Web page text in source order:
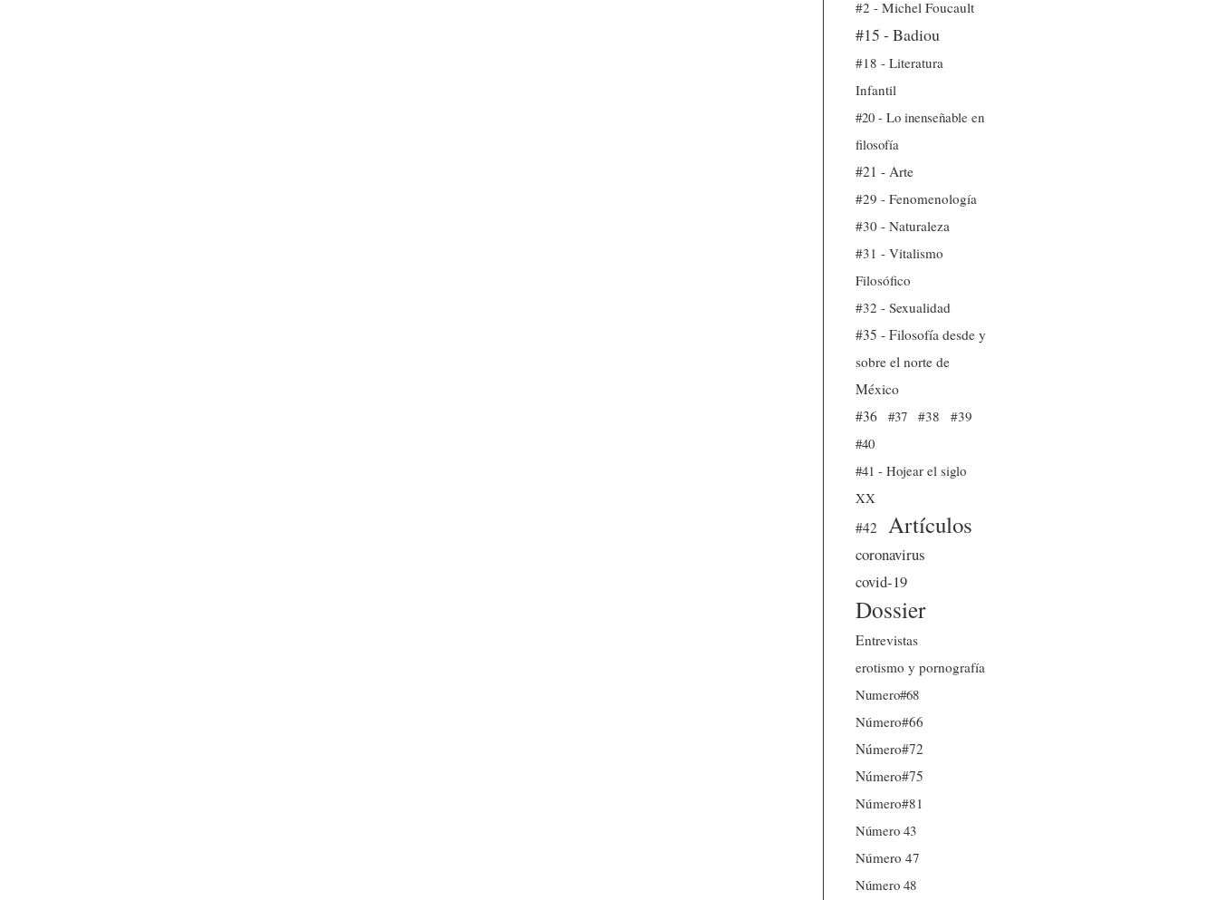
#2 - Michel Foucault
#15 - Badiou
#18 - Literatura
Infantil
#20 - Lo inenseñable en
filosofía
#21 - Arte
#29 - Fenomenología
#30 - Naturaleza
#31 - Vitalismo
Filosófico
#32 - Sexualidad
#35 - Filosofía desde y
sobre el norte de
México
#36
#37 #38
#39
#40
#41 - Hojear el siglo
XX
#42
Artículos
coronavirus
covid-19
Dossier
Entrevistas
erotismo y pornografía
Numero#68
Número#66
Número#72
Número#75
Número#81
Número 43
Número 47
Número 48